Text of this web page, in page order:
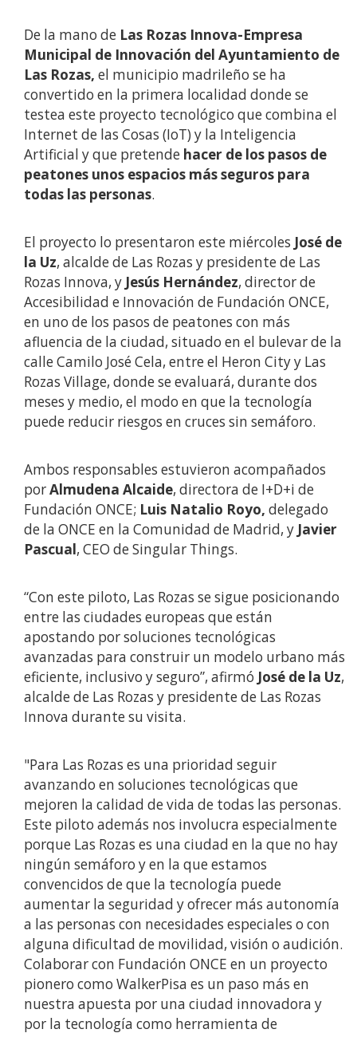
De la mano de Las Rozas Innova-Empresa
Municipal de Innovación del Ayuntamiento de
Las Rozas, el municipio madrileño se ha
convertido en la primera localidad donde se
testea este proyecto tecnológico que combina el
Internet de las Cosas (IoT) y la Inteligencia
Artificial y que pretende hacer de los pasos de
peatones unos espacios más seguros para
todas las personas.
El proyecto lo presentaron este miércoles José de
la Uz, alcalde de Las Rozas y presidente de Las
Rozas Innova, y Jesús Hernández, director de
Accesibilidad e Innovación de Fundación ONCE,
en uno de los pasos de peatones con más
afluencia de la ciudad, situado en el bulevar de la
calle Camilo José Cela, entre el Heron City y Las
Rozas Village, donde se evaluará, durante dos
meses y medio, el modo en que la tecnología
puede reducir riesgos en cruces sin semáforo.
Ambos responsables estuvieron acompañados
porAlmudena Alcaide, directora de I+D+i de
Fundación ONCE; Luis Natalio Royo, delegado
de la ONCE en la Comunidad de Madrid, y Javier
Pascual, CEO de Singular Things.
“Con este piloto, Las Rozas se sigue posicionando
entre las ciudades europeas que están
apostando por soluciones tecnológicas
avanzadas para construir un modelo urbano más
eficiente, inclusivo y seguro”, afirmó José de la Uz,
alcalde de Las Rozas y presidente de Las Rozas
Innova durante su visita.
"Para Las Rozas es una prioridad seguir
avanzando en soluciones tecnológicas que
mejoren la calidad de vida de todas las personas.
Este piloto además nos involucra especialmente
porque Las Rozas es una ciudad en la que no hay
ningún semáforo y en la que estamos
convencidos de que la tecnología puede
aumentar la seguridad y ofrecer más autonomía
a las personas con necesidades especiales o con
alguna dificultad de movilidad, visión o audición.
Colaborar con Fundación ONCE en un proyecto
pionero como WalkerPisa es un paso más en
nuestra apuesta por una ciudad innovadora y
por la tecnología como herramienta de